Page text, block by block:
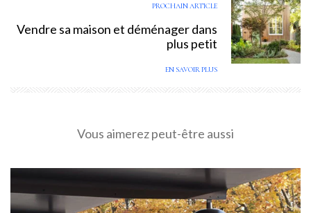
PROCHAIN ARTICLE
Vendre sa maison et déménager dans
plus petit
EN SAVOIR PLUS
Vous aimerez peut-être aussi